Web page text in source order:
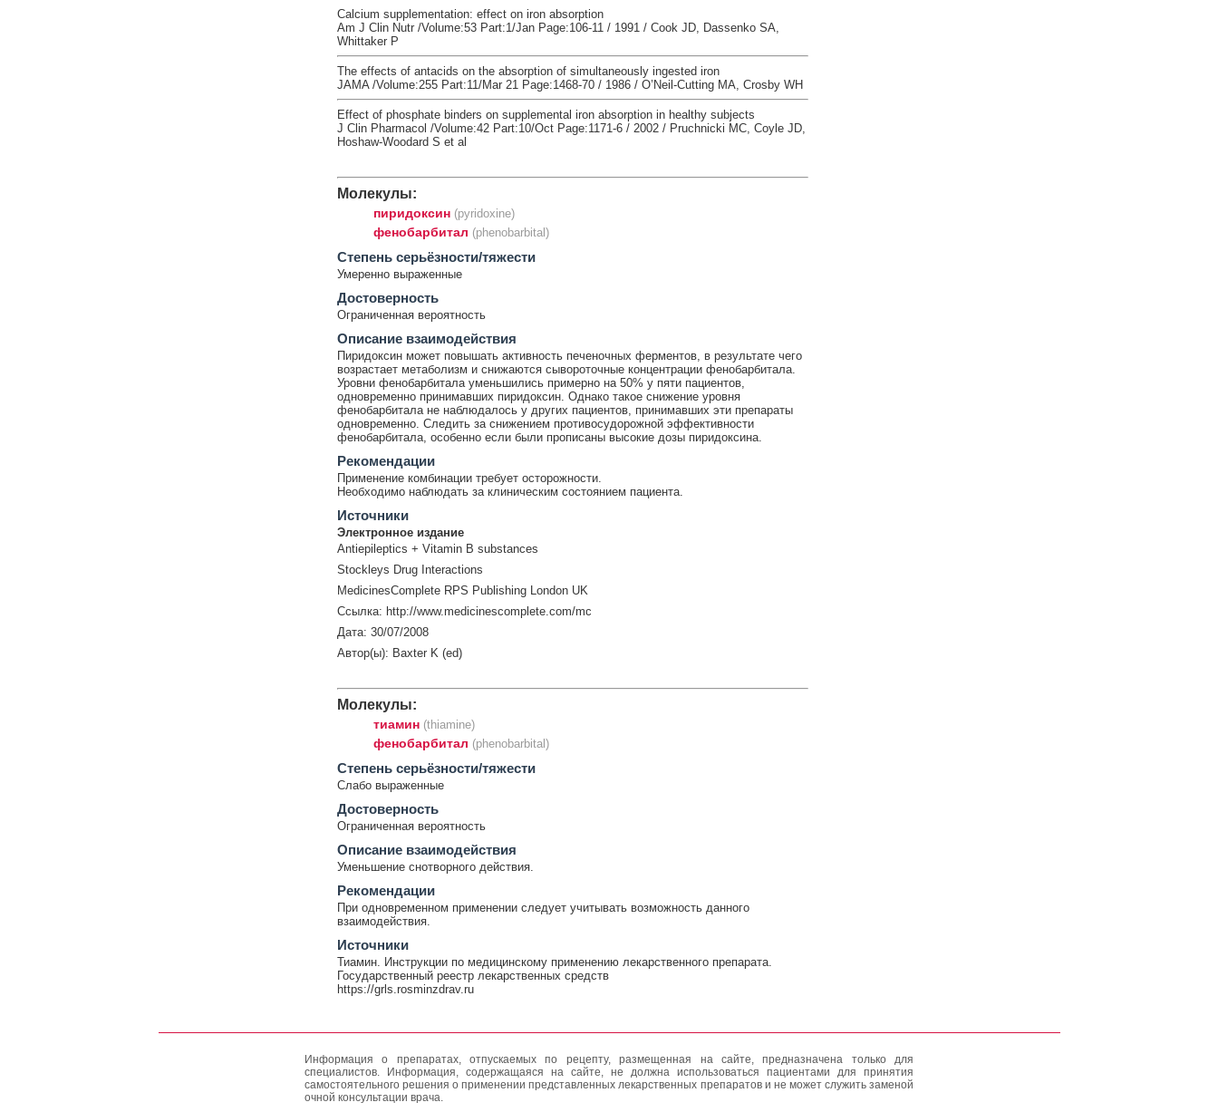
Calcium supplementation: effect on iron absorption
Am J Clin Nutr /Volume:53 Part:1/Jan Page:106-11 / 1991 / Cook JD, Dassenko SA,
Whittaker P
The effects of antacids on the absorption of simultaneously ingested iron
JAMA /Volume:255 Part:11/Mar 21 Page:1468-70 / 1986 / O’Neil-Cutting MA, Crosby WH
Effect of phosphate binders on supplemental iron absorption in healthy subjects
J Clin Pharmacol /Volume:42 Part:10/Oct Page:1171-6 / 2002 / Pruchnicki MC, Coyle JD,
Hoshaw-Woodard S et al
Молекулы:
пиридоксин (pyridoxine)
фенобарбитал (phenobarbital)
Cтепень серьёзности/тяжести
Умеренно выраженные
Достоверность
Ограниченная вероятность
Описание взаимодействия
Пиридоксин может повышать активность печеночных ферментов, в результате чего
возрастает метаболизм и снижаются сывороточные концентрации фенобарбитала.
Уровни фенобарбитала уменьшились примерно на 50% у пяти пациентов,
одновременно принимавших пиридоксин. Однако такое снижение уровня
фенобарбитала не наблюдалось у других пациентов, принимавших эти препараты
одновременно. Следить за снижением противосудорожной эффективности
фенобарбитала, особенно если были прописаны высокие дозы пиридоксина.
Рекомендации
Применение комбинации требует осторожности.
Необходимо наблюдать за клиническим состоянием пациента.
Источники
Электронное издание
Antiepileptics + Vitamin B substances
Stockleys Drug Interactions
MedicinesComplete RPS Publishing London UK
Ссылка: http://www.medicinescomplete.com/mc
Дата: 30/07/2008
Автор(ы): Baxter K (ed)
Молекулы:
тиамин (thiamine)
фенобарбитал (phenobarbital)
Cтепень серьёзности/тяжести
Слабо выраженные
Достоверность
Ограниченная вероятность
Описание взаимодействия
Уменьшение снотворного действия.
Рекомендации
При одновременном применении следует учитывать возможность данного
взаимодействия.
Источники
Тиамин. Инструкции по медицинскому применению лекарственного препарата.
Государственный реестр лекарственных средств
https://grls.rosminzdrav.ru
Информация о препаратах, отпускаемых по рецепту, размещенная на сайте, предназначена только для
специалистов. Информация, содержащаяся на сайте, не должна использоваться пациентами для принятия
самостоятельного решения о применении представленных лекарственных препаратов и не может служить заменой
очной консультации врача.